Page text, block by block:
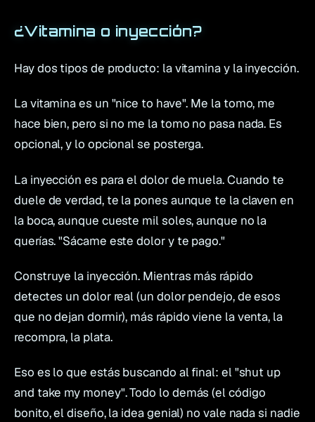
¿Vitamina o inyección?
Hay dos tipos de producto: la vitamina y la inyección.
La vitamina es un "nice to have". Me la tomo, me
hace bien, pero si no me la tomo no pasa nada. Es
opcional, y lo opcional se posterga.
La inyección es para el dolor de muela. Cuando te
duele de verdad, te la pones aunque te la claven en
la boca, aunque cueste mil soles, aunque no la
querías. "Sácame este dolor y te pago."
Construye la inyección. Mientras más rápido
detectes un dolor real (un dolor pendejo, de esos
que no dejan dormir), más rápido viene la venta, la
recompra, la plata.
Eso es lo que estás buscando al final: el "shut up
and take my money". Todo lo demás (el código
bonito, el diseño, la idea genial) no vale nada si nadie